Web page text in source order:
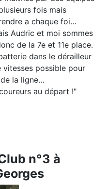
fois mais
a chaque foi…
Audric et moi sommes
de la 7e et 11e place.
dans le dérailleur
vitesses possible pour
la ligne…
au départ !"
n°3 à